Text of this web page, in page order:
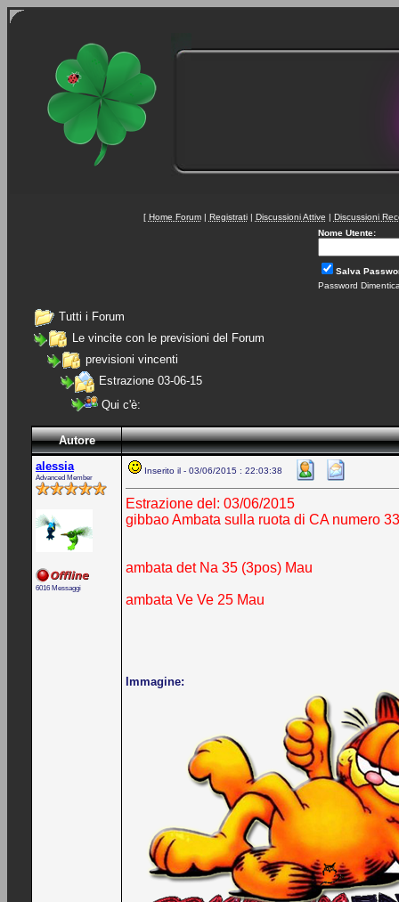
[ Home Forum| Registrati| Discussioni Attive | Discussioni
Nome Utente:
Salva
Password
Tutti i Forum
Le vincite con le previsioni del Forum
previsioni vincenti
Estrazione 03-06-15
Qui c'è:
Autore
alessia
Advanced Member
6016 Messaggi
Inserito il - 03/06/2015 : 22:03:38
Estrazione del: 03/06/2015
gibbao Ambata sulla ruota di CA numero
ambata det Na 35 (3pos) Mau
ambata Ve Ve 25 Mau
Immagine: